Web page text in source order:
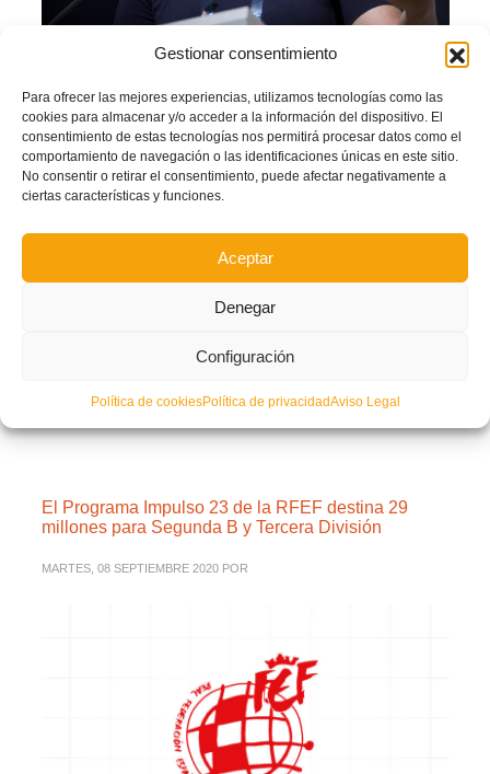
Gestionar consentimiento
Para ofrecer las mejores experiencias, utilizamos tecnologías como las
cookies para almacenar y/o acceder a la información del dispositivo. El
consentimiento de estas tecnologías nos permitirá procesar datos como el
comportamiento de navegación o las identificaciones únicas en este sitio.
No consentir o retirar el consentimiento, puede afectar negativamente a
ciertas características y funciones.
Aceptar
Denegar
Configuración
Política de cookiesPolítica de privacidadAviso Legal
Sarai Bareman, directora de la División de Fútbol Femenino de FIFA.
Bareman
, destacó que “el fútbol de primer nivel y los más de mil millones de
telespectadores que tuvo el año pasado la Copa Mundial Femenina de FIFA
Francia 2019 dan buena muestra de cuánto ha avanzado el fútbol femenino”.
Facebook
TwitterCompartir
NO COMMENTS
El Programa Impulso 23 de la RFEF destina 29
millones para Segunda B y Tercera División
MARTES, 08 SEPTIEMBRE 2020 POR